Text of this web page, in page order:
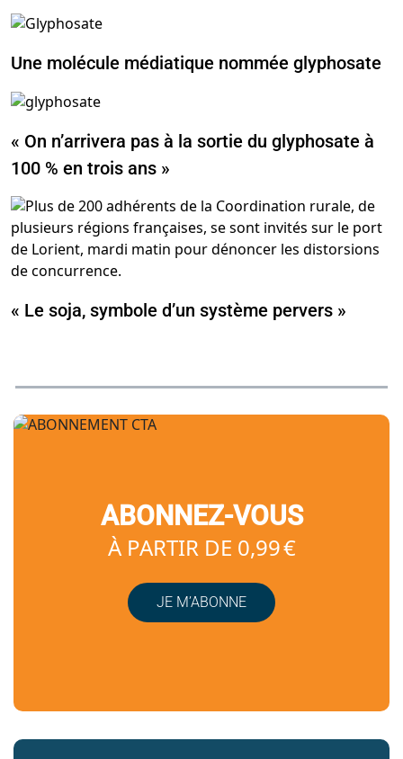
Une molécule médiatique nommée glyphosate
« On n’arrivera pas à la sortie du glyphosate à
100 % en trois ans »
« Le soja, symbole d’un système pervers »
ABONNEZ-VOUS
À PARTIR DE 0,99 €
JE M’ABONNE